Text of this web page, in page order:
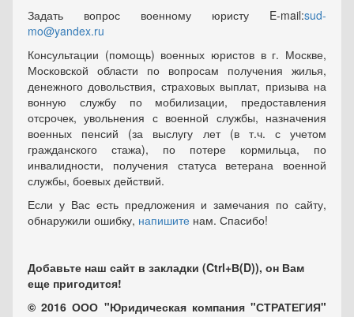
Задать вопрос военному юристу E-mail:sud-
mo@yandex.ru
Консультации (помощь) военных юристов в г. Москве,
Московской области по вопросам получения жилья,
денежного довольствия, страховых выплат, призыва на
вонную службу по мобилизации, предоставления
отсрочек, увольнения с военной службы, назначения
военных пенсий (за выслугу лет (в т.ч. с учетом
гражданского стажа), по потере кормильца, по
инвалидности, получения статуса ветерана военной
службы, боевых действий.
Если у Вас есть предложения и замечания по сайту,
обнаружили ошибку, напишите нам. Спасибо!
Добавьте наш сайт в закладки (Ctrl+В(D)), он Вам
еще пригодится!
© 2016 ООО "Юридическая компания "СТРАТЕГИЯ"